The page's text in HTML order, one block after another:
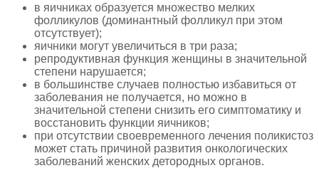
в яичниках образуется множество мелких
фолликулов (доминантный фолликул при этом
отсутствует);
яичники могут увеличиться в три раза;
репродуктивная функция женщины в значительной
степени нарушается;
в большинстве случаев полностью избавиться от
заболевания не получается, но можно в
значительной степени снизить его симптоматику и
восстановить функции яичников;
при отсутствии своевременного лечения поликистоз
может стать причиной развития онкологических
заболеваний женских детородных органов.